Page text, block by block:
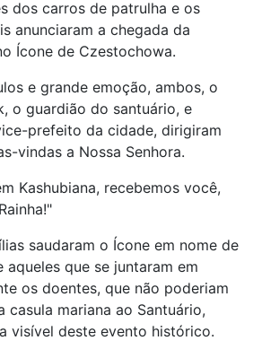
dos carros de patrulha e os
anunciaram a chegada da
Ícone de Czestochowa.
e grande emoção, ambos, o
o guardião do santuário, e
prefeito da cidade, dirigiram
vindas a Nossa Senhora.
Kashubiana, recebemos você,
saudaram o Ícone em nome de
que se juntaram em
os doentes, que não poderiam
casula mariana ao Santuário,
visível deste evento histórico.